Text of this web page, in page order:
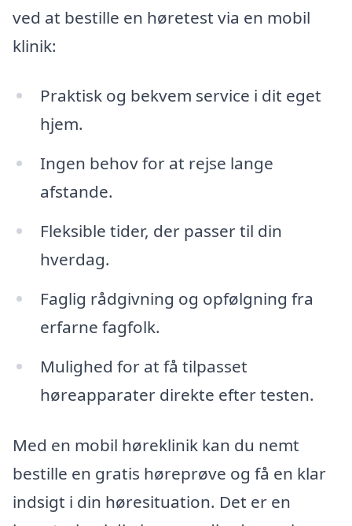
ved at bestille en høretest via en mobil
klinik:
Praktisk og bekvem service i dit eget
hjem.
Ingen behov for at rejse lange
afstande.
Fleksible tider, der passer til din
hverdag.
Faglig rådgivning og opfølgning fra
erfarne fagfolk.
Mulighed for at få tilpasset
høreapparater direkte efter testen.
Med en mobil høreklinik kan du nemt
bestille en gratis høreprøve og få en klar
indsigt i din høresituation. Det er en